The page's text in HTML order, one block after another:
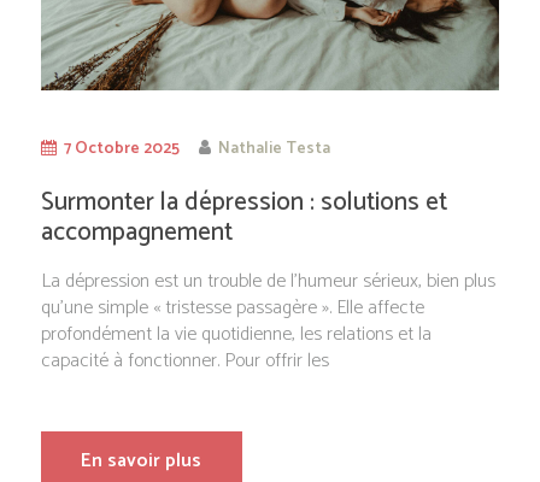
7 Octobre 2025 Nathalie Testa
Surmonter la dépression : solutions et
accompagnement
La dépression est un trouble de l’humeur sérieux, bien plus
qu’une simple « tristesse passagère ». Elle affecte
profondément la vie quotidienne, les relations et la
capacité à fonctionner. Pour offrir les
En savoir plus